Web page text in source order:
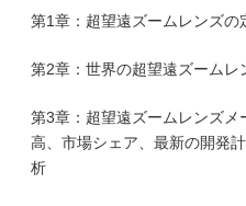
第1章：超望遠ズームレンズの
第2章：世界の超望遠ズームレ
第3章：超望遠ズームレンズメ
高、市場シェア、最新の開発
析